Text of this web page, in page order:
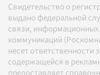
Свидетельство о
выдано федеральной
связи, информационных
коммуникаций
несет
содержащейся в